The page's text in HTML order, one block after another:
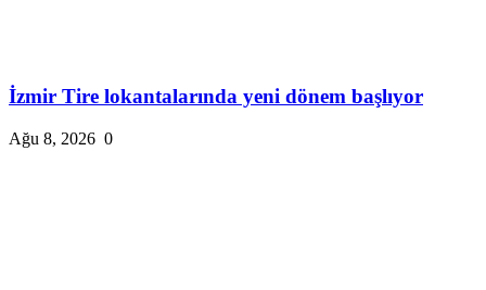
İzmir Tire lokantalarında yeni dönem başlıyor
Ağu 8, 2026 0